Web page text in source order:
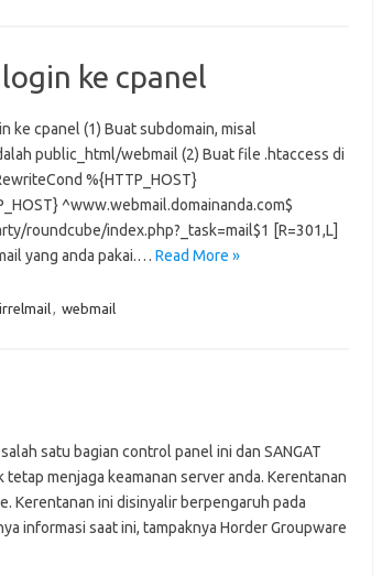
ke cpanel
ke cpanel (1) Buat subdomain, misal
public_html/webmail (2) Buat file .htaccess di
%{HTTP_HOST}
^www.webmail.domainanda.com$
roundcube/index.php?_task=mail$1 [R=301,L]
yang anda pakai.… Read More »
, webmail
satu bagian control panel ini dan SANGAT
menjaga keamanan server anda. Kerentanan
Kerentanan ini disinyalir berpengaruh pada
informasi saat ini, tampaknya Horder Groupware